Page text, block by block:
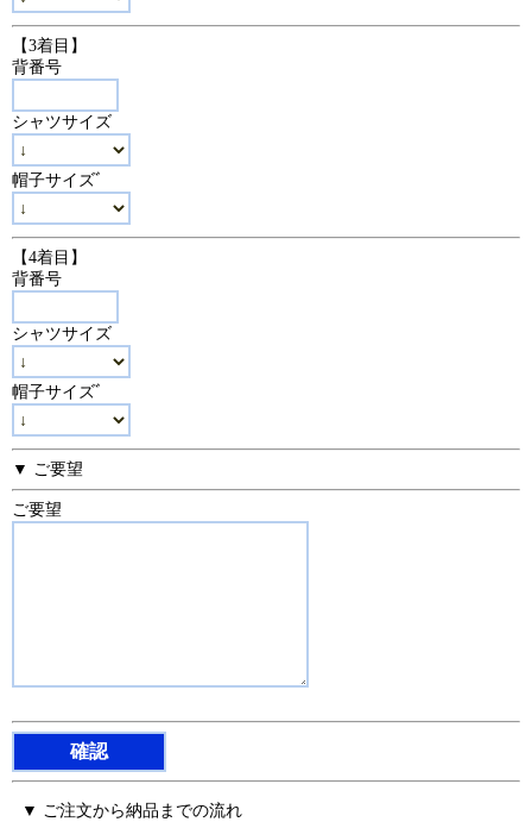
【3着目】
背番号
シャツサイズ
帽子サイズﾞ
【4着目】
背番号
シャツサイズ
帽子サイズﾞ
▼ ご要望
ご要望
▼ ご注文から納品までの流れ